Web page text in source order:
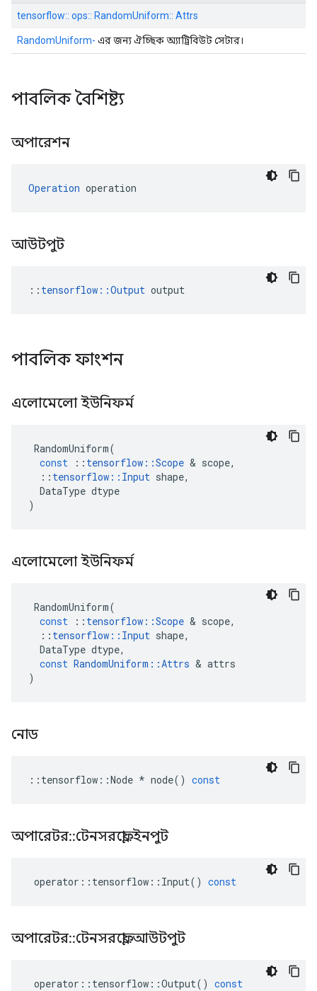
tensorflow:: ops:: RandomUniform:: Attrs
RandomUniform- এর জন্য ঐচ্ছিক অ্যাট্রিবিউট সেটার।
পাবলিক বৈশিষ্ট্য
অপারেশন
Operation operation
আউটপুট
:: tensorflow::Output output
পাবলিক ফাংশন
এলোমেলো ইউনিফর্ম
RandomUniform(
const
:: tensorflow ::Scope & scope,
:: tensorflow :: Input shape,
DataType dtype
)
এলোমেলো ইউনিফর্ম
RandomUniform(
const
:: tensorflow ::Scope & scope,
:: tensorflow :: Input shape,
DataType dtype,
const RandomUniform ::Attrs & attrs
)
নোড
:: tensorflow ::Node * node() const
অপারেটর::টেনসরফ্লো::ইনপুট
operator :: tensorflow :: Input() const
অপারেটর::টেনসরফ্লো::আউটপুট
operator :: tensorflow ::Output() const